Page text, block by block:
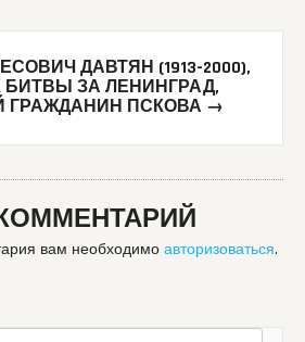
ДАВТЯН (1913-2000),
БИТВЫ ЗА ЛЕНИНГРАД,
ГРАЖДАНИН ПСКОВА →
вам необходимо авторизоваться.